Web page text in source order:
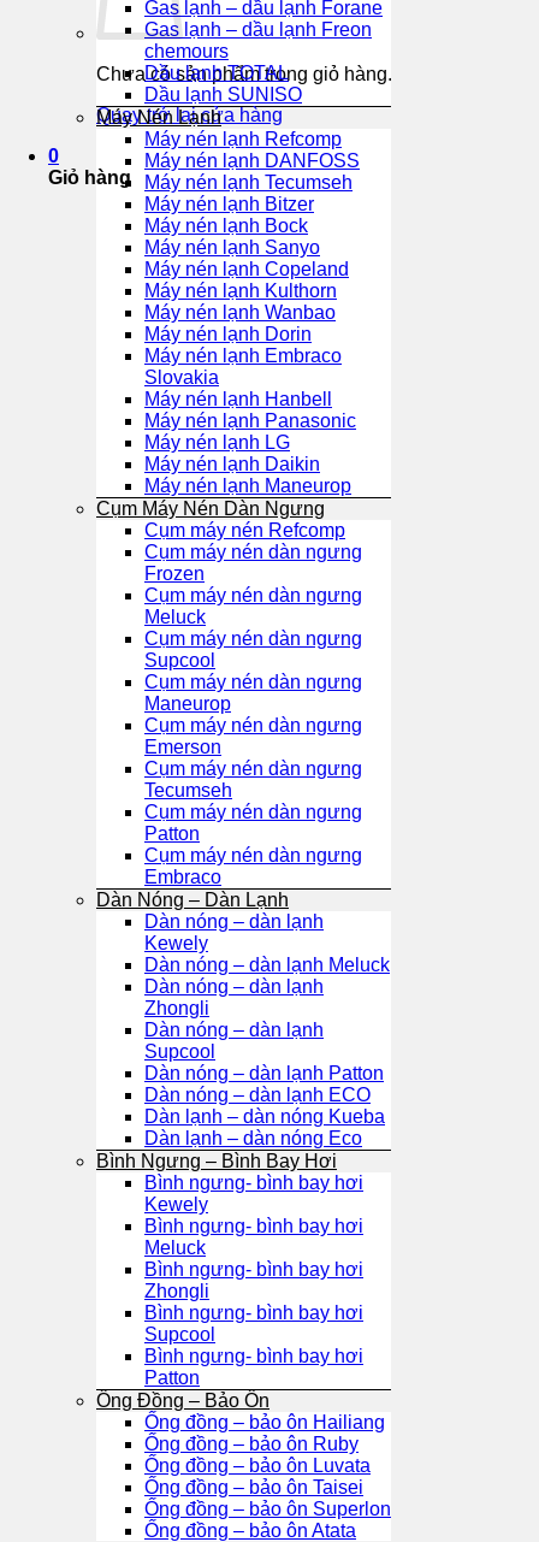
Chưa có sản phẩm trong giỏ hàng.
Quay trở lại cửa hàng
0
Giỏ hàng
Gas lạnh – dầu lạnh Forane
Gas lạnh – dầu lạnh Freon
chemours
Dầu lạnh TOTAL
Dầu lạnh SUNISO
Máy Nén Lạnh
Máy nén lạnh Refcomp
Máy nén lạnh DANFOSS
Máy nén lạnh Tecumseh
Máy nén lạnh Bitzer
Máy nén lạnh Bock
Máy nén lạnh Sanyo
Máy nén lạnh Copeland
Máy nén lạnh Kulthorn
Máy nén lạnh Wanbao
Máy nén lạnh Dorin
Máy nén lạnh Embraco
Slovakia
Máy nén lạnh Hanbell
Máy nén lạnh Panasonic
Máy nén lạnh LG
Máy nén lạnh Daikin
Máy nén lạnh Maneurop
Cụm Máy Nén Dàn Ngưng
Cụm máy nén Refcomp
Cụm máy nén dàn ngưng
Frozen
Cụm máy nén dàn ngưng
Meluck
Cụm máy nén dàn ngưng
Supcool
Cụm máy nén dàn ngưng
Maneurop
Cụm máy nén dàn ngưng
Emerson
Cụm máy nén dàn ngưng
Tecumseh
Cụm máy nén dàn ngưng
Patton
Cụm máy nén dàn ngưng
Embraco
Dàn Nóng – Dàn Lạnh
Dàn nóng – dàn lạnh
Kewely
Dàn nóng – dàn lạnh Meluck
Dàn nóng – dàn lạnh
Zhongli
Dàn nóng – dàn lạnh
Supcool
Dàn nóng – dàn lạnh Patton
Dàn nóng – dàn lạnh ECO
Dàn lạnh – dàn nóng Kueba
Dàn lạnh – dàn nóng Eco
Bình Ngưng – Bình Bay Hơi
Bình ngưng- bình bay hơi
Kewely
Bình ngưng- bình bay hơi
Meluck
Bình ngưng- bình bay hơi
Zhongli
Bình ngưng- bình bay hơi
Supcool
Bình ngưng- bình bay hơi
Patton
Ống Đồng – Bảo Ôn
Ống đồng – bảo ôn Hailiang
Ống đồng – bảo ôn Ruby
Ống đồng – bảo ôn Luvata
Ống đồng – bảo ôn Taisei
Ống đồng – bảo ôn Superlon
Ống đồng – bảo ôn Atata